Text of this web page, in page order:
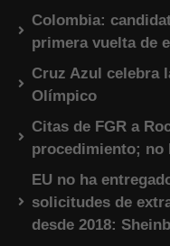
Colombia:
primera vuelta de
Cruz Azul celebra
Olímpico
Citas de FGR a
procedimiento; no
EU no ha
solicitudes de
desde 2018: